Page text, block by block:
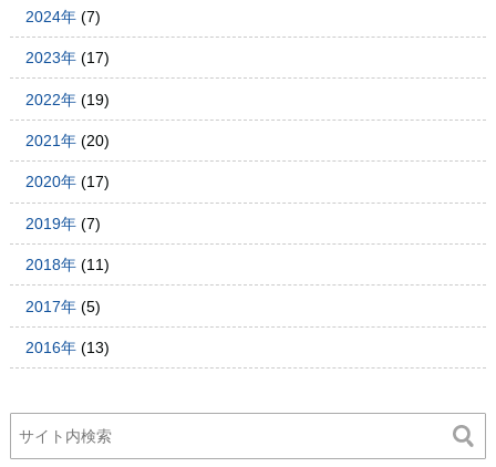
2024年(7)
2023年(17)
2022年(19)
2021年(20)
2020年(17)
2019年(7)
2018年(11)
2017年(5)
2016年(13)